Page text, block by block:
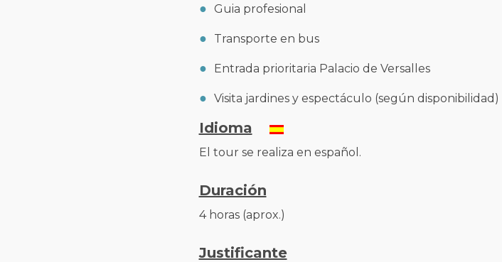
Guia profesional
Transporte en bus
Entrada prioritaria Palacio de Versalles
Visita jardines y espectáculo (según disponibilidad)
Idioma
El tour se realiza en español.
Duración
4 horas (aprox.)
Justificante